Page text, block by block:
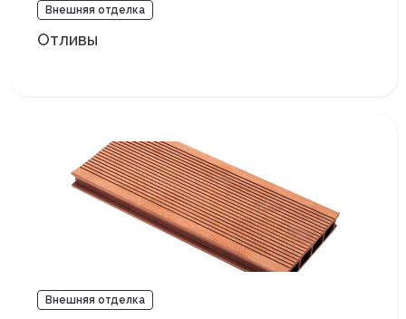
Внешняя отделка
Отливы
Внешняя отделка